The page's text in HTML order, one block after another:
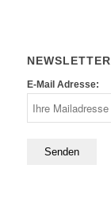
NEWSLETTER
E-Mail Adresse: